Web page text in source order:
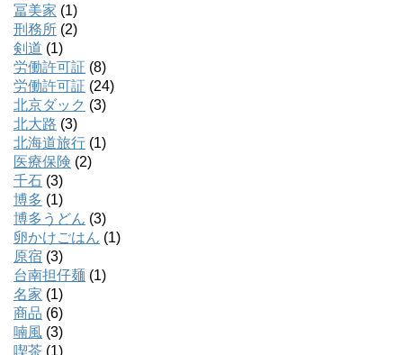
冨美家 (1)
刑務所 (2)
剣道 (1)
労働許可証 (8)
労働許可証 (24)
北京ダック (3)
北大路 (3)
北海道旅行 (1)
医療保険 (2)
千石 (3)
博多 (1)
博多うどん (3)
卵かけごはん (1)
原宿 (3)
台南担仔麺 (1)
名家 (1)
商品 (6)
喃風 (3)
喫茶 (1)